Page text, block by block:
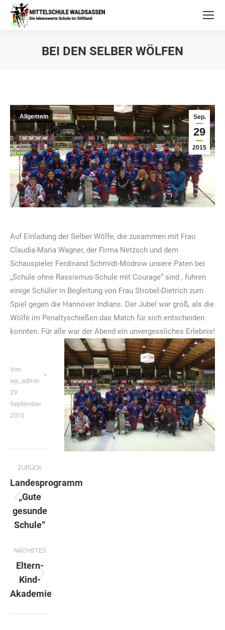
BEI DEN SELBER WÖLFEN
Sep.
29
2015
Allgemein
Auf Einladung der Selber Wölfe, die zusammen mit Frau
Claudia-Maria Wagner, der Firma Netzsch und dem
Schauspieler Ferdinand Schmidt-Modrow unsere Paten bei
„Schule ohne Rassismus-Schule mit Courage“ sind , fuhren
einige Schüler in Begleitung von Frau Strobel-Dietrich zum
Spiel gegen die Hannover Indians. Der Jubel war groß, als die
Wölfe im Penaltyschießen das Match für sich entscheiden
konnten. Für alle war der Abend ein unvergessliches Erlebnis!
Von
wp_admin
29.
September
2015
ZURÜCK
Vorheriger
Beitrag:
Landesprogramm
„Gute
gesunde
Schule“
NÄCHSTES
Nächster
Beitrag:
Eltern-
Kind-
Akademie